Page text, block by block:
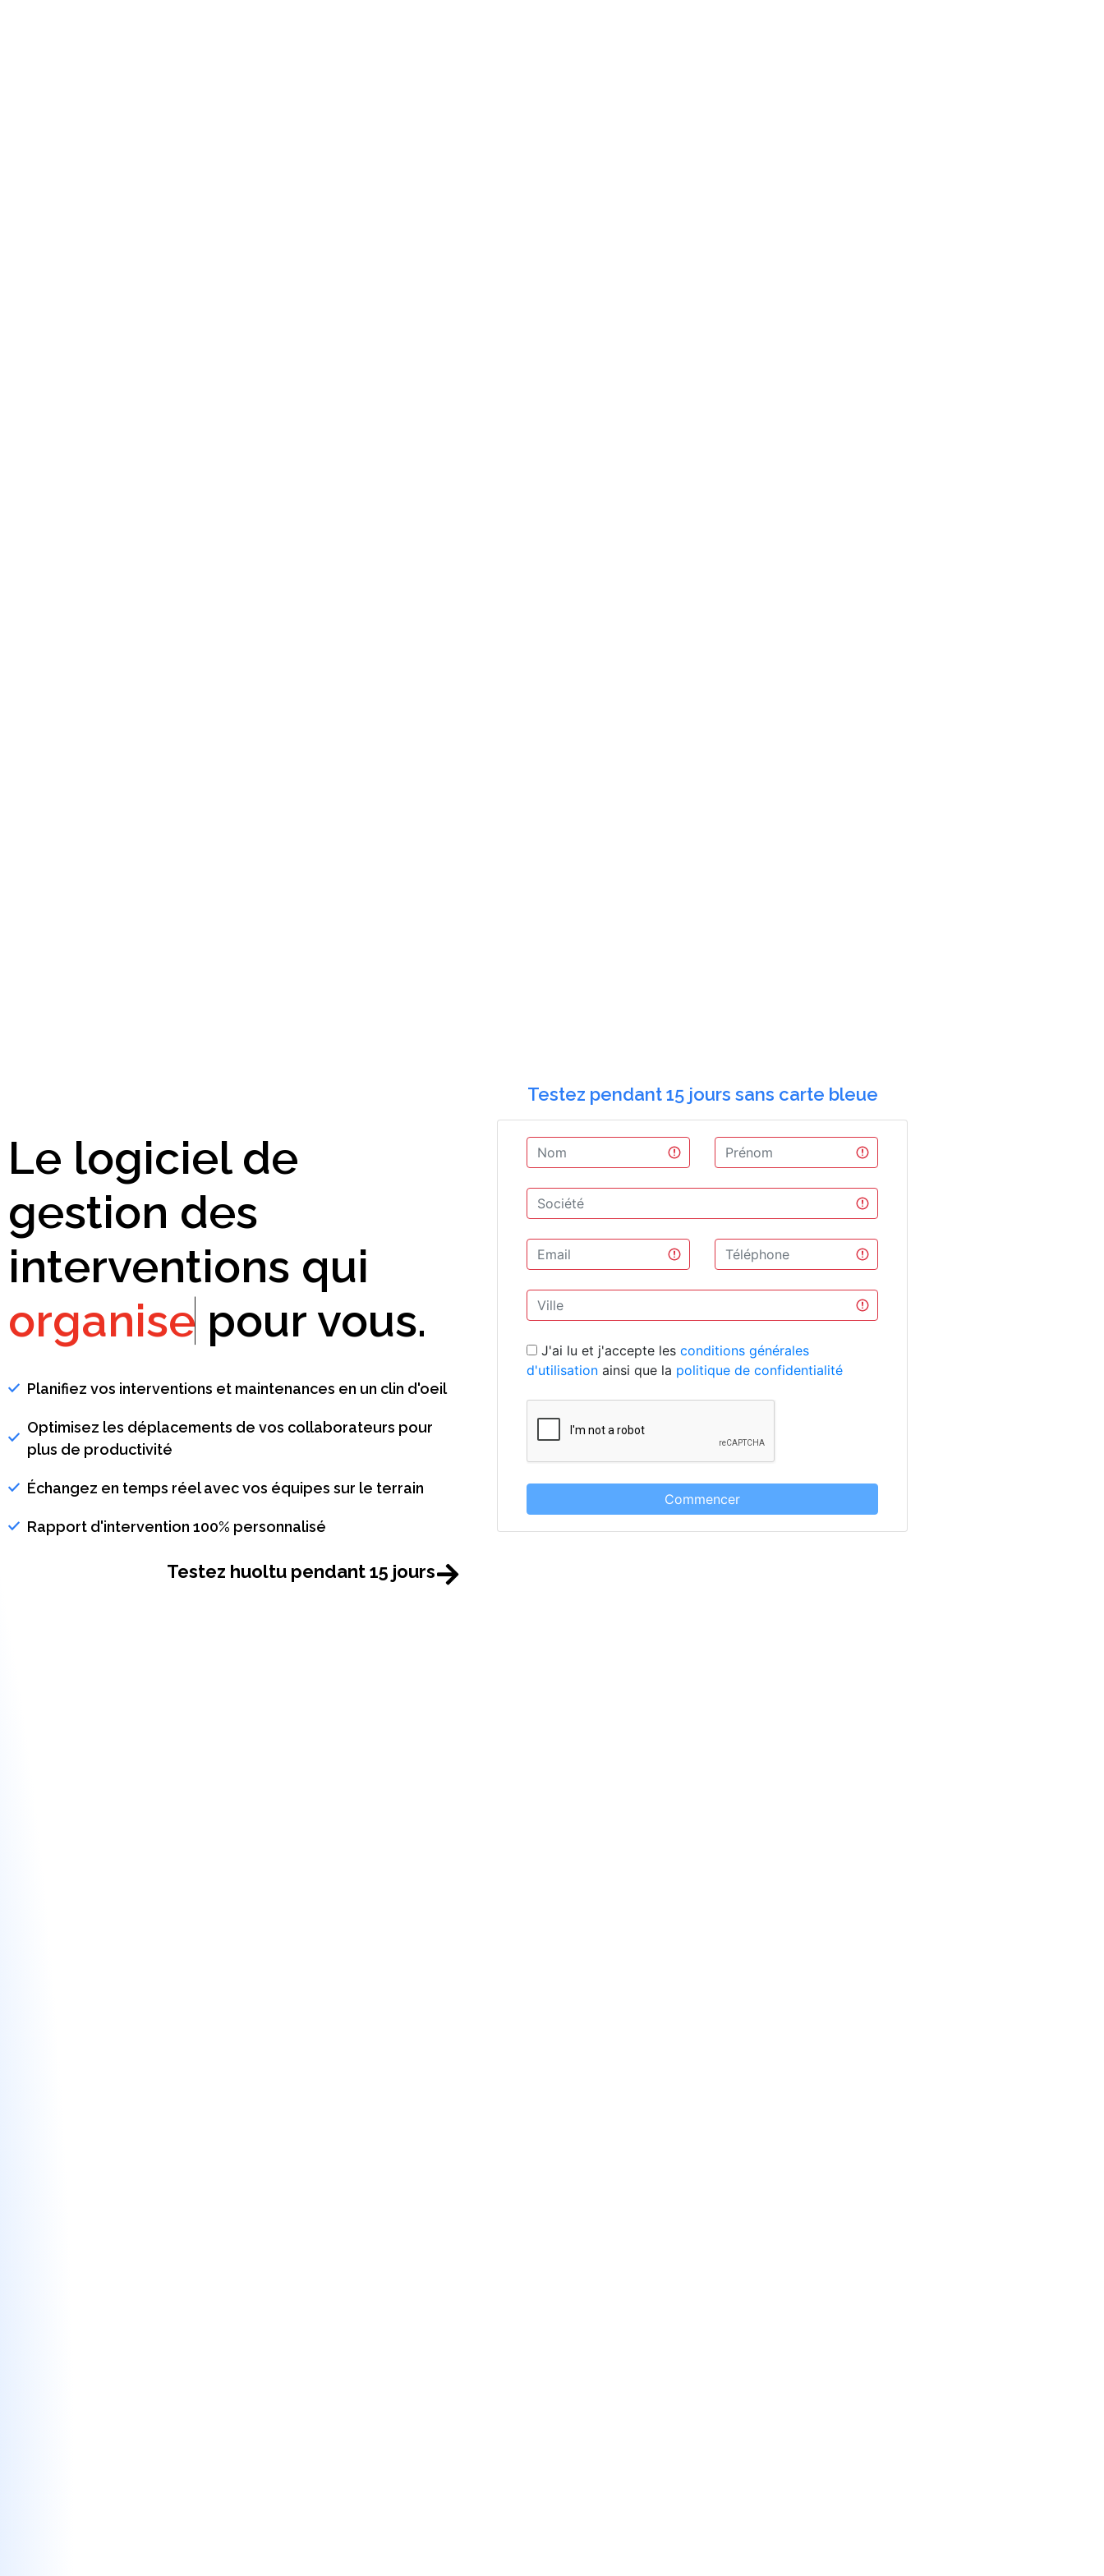
Le logiciel de
gestion des
interventions qui
organise pour vous.
Planifiez vos interventions et maintenances en un clin d'oeil
Optimisez les déplacements de vos collaborateurs pour
plus de productivité
Échangez en temps réel avec vos équipes sur le terrain
Rapport d'intervention 100% personnalisé
Testez huoltu pendant 15 jours
Testez pendant 15 jours sans carte bleue